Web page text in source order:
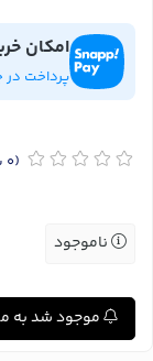
امکان
پرداخت در
(0
ناموجود
موجود شد به